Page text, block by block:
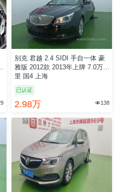
别克 君越 2.4 SIDI 手自一体 豪
雅版 2012款 2013年上牌 7.0万公
里 国4 上海
已认证
2.98万  138